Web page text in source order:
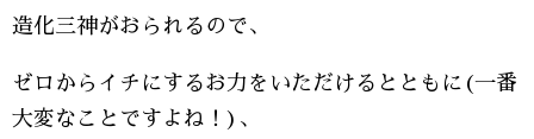
造化三神がおられるので、
ゼロからイチにするお力をいただけるとともに(一番
大変なことですよね！)、